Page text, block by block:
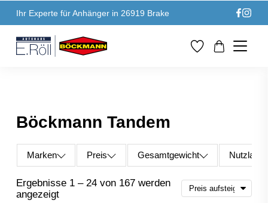
Ihr Experte für Anhänger in 26919 Brake
Böckmann Tandem
Marken Preis Gesamtgewicht Nutzlast
Ergebnisse 1 – 24 von 167 werden
angezeigtNach